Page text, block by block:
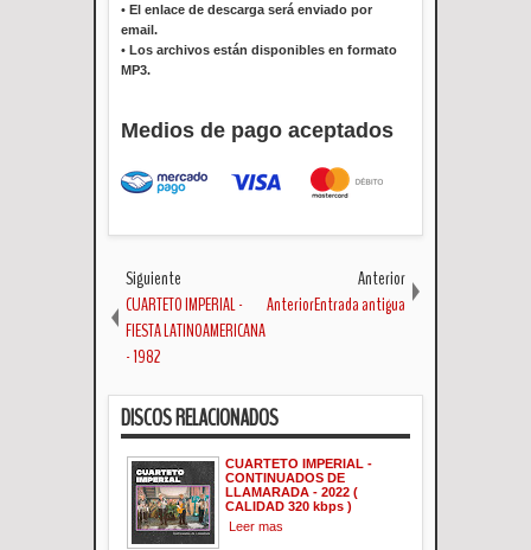
• El enlace de descarga será enviado por
email.
• Los archivos están disponibles en formato
MP3.
Medios de pago aceptados
Siguiente
CUARTETO IMPERIAL -
FIESTA LATINOAMERICANA
- 1982
Anterior
AnteriorEntrada antigua
DISCOS RELACIONADOS
CUARTETO IMPERIAL -
CONTINUADOS DE
LLAMARADA - 2022 (
CALIDAD 320 kbps )
Leer mas